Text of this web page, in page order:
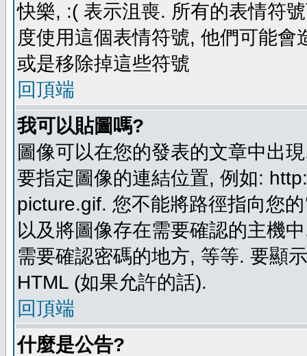
快樂, :( 表示沮喪. 所有的表情符
度使用這個表情符號, 他們可能
或是移除掉這些符號
回頂端
我可以貼圖嗎?
圖像可以在您的發表的文章中出
要指定圖像的連結位置, 例如:
picture.gif. 您不能將路徑指向您
以及將圖像存在需要確認的主機
需要確認密碼的地方, 等等. 要顯
HTML (如果允許的話).
回頂端
什麼是公告?